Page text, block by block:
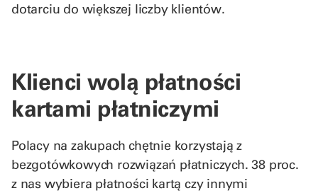
dotarciu do większej liczby klientów.
Klienci wolą płatności
kartami płatniczymi
Polacy na zakupach chętnie korzystają z
bezgotówkowych rozwiązań płatniczych. 38 proc.
z nas wybiera płatności kartą czy innymi